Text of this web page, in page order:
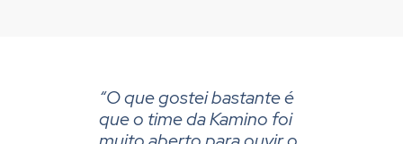
“O que gostei bastante é
que o time da Kamino foi